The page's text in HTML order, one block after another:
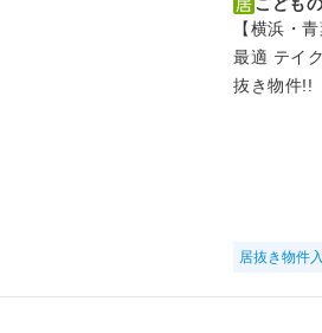
【横浜・
最適 テイ
抜き物件!!
居抜き物件